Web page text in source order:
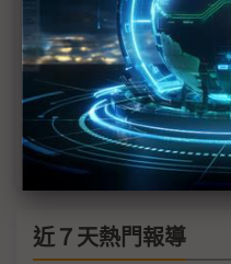
武漢疫情升溫 UVC
麗清武漢新廠比重不
武漢疫情攪局 加深
近７天熱門報導